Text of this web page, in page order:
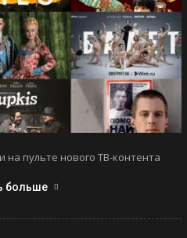
пульте нового ТВ-контента
больше